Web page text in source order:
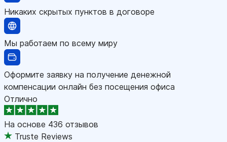
Никаких скрытых пунктов в договоре
Мы работаем по всему миру
Оформите заявку на получение денежной
компенсации онлайн без посещения офиса
Отлично
На основе 436 отзывов
Truste Reviews